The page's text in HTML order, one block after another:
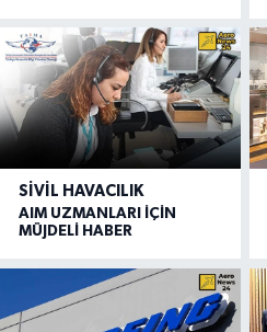
SIVIL HAVACILIK
AIM UZMANLARI İÇİN
MÜJDELİ HABER